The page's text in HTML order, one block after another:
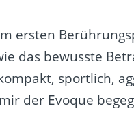
ersten
das bewusste
sportlich,
der Evoque